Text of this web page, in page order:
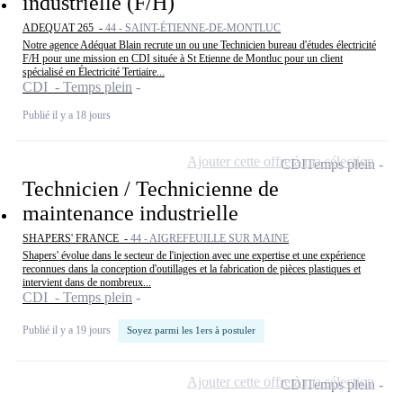
ADEQUAT 265 - 44 - SAINT-ÉTIENNE-DE-MONTLUC
Notre agence Adéquat Blain recrute un ou une Technicien bureau d'études électricité
F/H pour une mission en CDI située à St Etienne de Montluc pour un client
spécialisé en Électricité Tertiaire...
CDI - Temps plein
Publié il y a 18 jours
Technicien / Technicienne de
maintenance industrielle
SHAPERS' FRANCE - 44 - AIGREFEUILLE SUR MAINE
Shapers' évolue dans le secteur de l'injection avec une expertise et une expérience
reconnues dans la conception d'outillages et la fabrication de pièces plastiques et
intervient dans de nombreux...
CDI - Temps plein
Publié il y a 19 jours Soyez parmi les 1ers à postuler
CDITemps plein
Ajouter cette offre à ma sélection
CDITemps plein
Ajouter cette offre à ma sélection